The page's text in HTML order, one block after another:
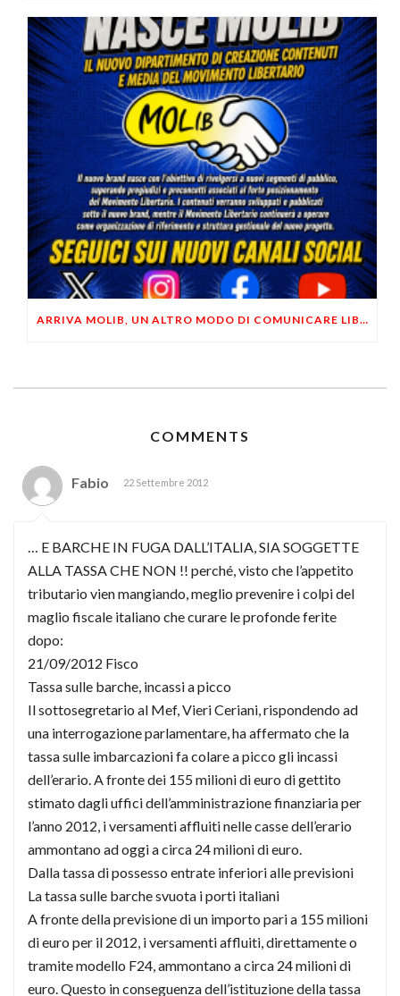
ARRIVA MOLIB, UN ALTRO MODO DI COMUNICARE LIBERTARIO
COMMENTS
Fabio 22 Settembre 2012
… E BARCHE IN FUGA DALL’ITALIA, SIA SOGGETTE
ALLA TASSA CHE NON !! perché, visto che l’appetito
tributario vien mangiando, meglio prevenire i colpi del
maglio fiscale italiano che curare le profonde ferite
dopo:
21/09/2012 Fisco
Tassa sulle barche, incassi a picco
Il sottosegretario al Mef, Vieri Ceriani, rispondendo ad
una interrogazione parlamentare, ha affermato che la
tassa sulle imbarcazioni fa colare a picco gli incassi
dell’erario. A fronte dei 155 milioni di euro di gettito
stimato dagli uffici dell’amministrazione finanziaria per
l’anno 2012, i versamenti affluiti nelle casse dell’erario
ammontano ad oggi a circa 24 milioni di euro.
Dalla tassa di possesso entrate inferiori alle previsioni
La tassa sulle barche svuota i porti italiani
A fronte della previsione di un importo pari a 155 milioni
di euro per il 2012, i versamenti affluiti, direttamente o
tramite modello F24, ammontano a circa 24 milioni di
euro. Questo in conseguenza dell’istituzione della tassa